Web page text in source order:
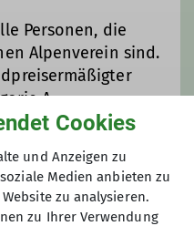
Personen, die
Alpenverein sind.
A.
Cookies
und Anzeigen zu
Medien anbieten zu
zu analysieren.
zu Ihrer Verwendung